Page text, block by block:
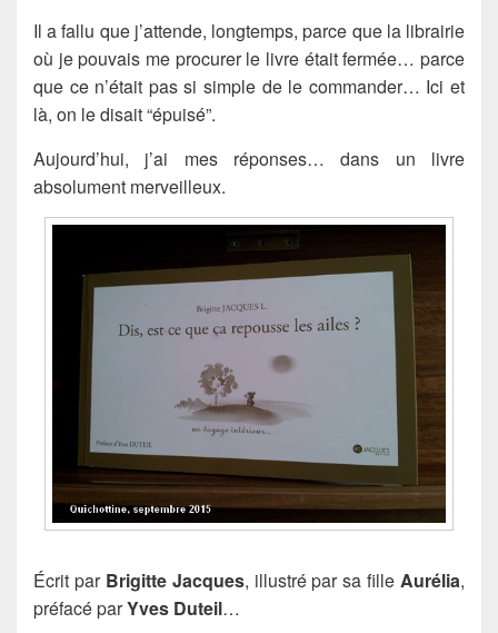
Il a fallu que j’attende, longtemps, parce que la librairie
où je pouvais me procurer le livre était fermée… parce
que ce n’était pas si simple de le commander… Ici et
là, on le disait “épuisé”.
Aujourd’hui, j’ai mes réponses… dans un livre
absolument merveilleux.
Écrit par Brigitte Jacques, illustré par sa fille Aurélia,
préfacé parYves Duteil…